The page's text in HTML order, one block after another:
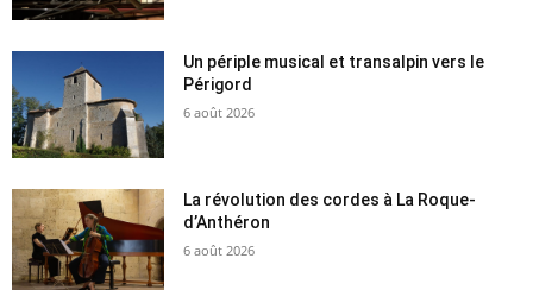
Un périple musical et transalpin vers le
Périgord
6 août 2026
La révolution des cordes à La Roque-
d’Anthéron
6 août 2026